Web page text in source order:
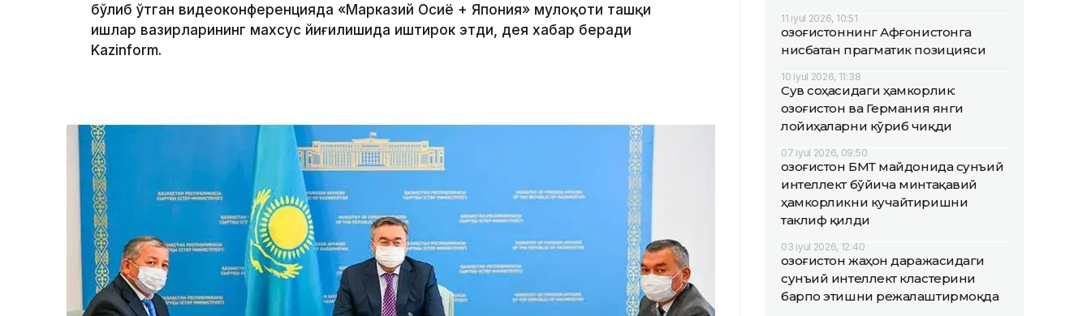
бўлиб ўтган видеоконференцияда «Марказий Осиё + Япония» мулоқоти ташқи
ишлар вазирларининг махсус йиғилишида иштирок этди, дея хабар беради
Kazinform.
11 iyul 2026, 10:51
Қозоғистоннинг Афғонистонга
нисбатан прагматик позицияси
10 iyul 2026, 11:38
Сув соҳасидаги ҳамкорлик:
Қозоғистон ва Германия янги
лойиҳаларни кўриб чиқди
07 iyul 2026, 09:50
Қозоғистон БМТ майдонида сунъий
интеллект бўйича минтақавий
ҳамкорликни кучайтиришни
таклиф қилди
03 iyul 2026, 12:40
Қозоғистон жаҳон даражасидаги
сунъий интеллект кластерини
барпо этишни режалаштирмоқда